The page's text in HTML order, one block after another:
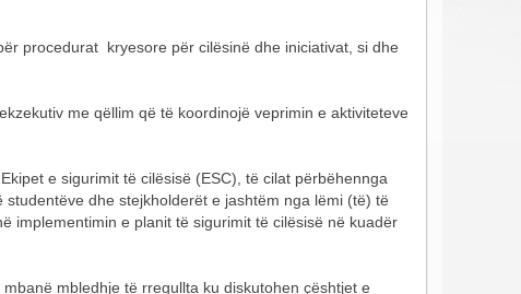
procedurat kryesore për cilësinë dhe iniciativat, si dhe
me qëllim që të koordinojë veprimin e aktiviteteve
e sigurimit të cilësisë (ESC), të cilat përbëhennga
dhe stejkholderët e jashtëm nga lëmi (të) të
implementimin e planit të sigurimit të cilësisë në kuadër
mbledhje të rregullta ku diskutohen çështjet e